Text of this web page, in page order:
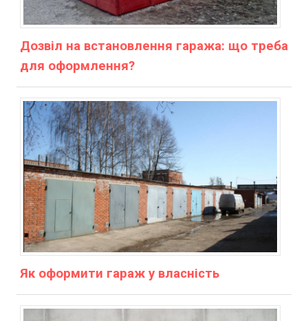
Дозвіл на встановлення гаража: що треба
для оформлення?
Як оформити гараж у власність